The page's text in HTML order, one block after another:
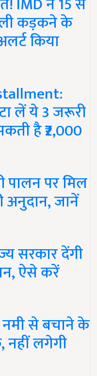
कड़कने के
किया
लें ये 3 जरूरी
है ₹2,000
पालन पर मिल
अनुदान, जानें
सरकार देंगी
ऐसे करें
से बचाने के
लगेगी